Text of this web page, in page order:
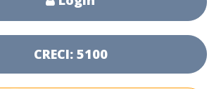
CRECI: 5100